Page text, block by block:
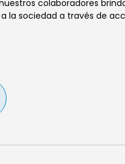
colaboradores
la sociedad a través de